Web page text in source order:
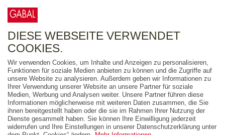
FREITEXT
AUSGABEART
AUS DER REIHE
DIESE WEBSEITE VERWENDET
COOKIES.
Wir verwenden Cookies, um Inhalte und Anzeigen zu personalisieren,
Funktionen für soziale Medien anbieten zu können und die Zugriffe auf
unsere Website zu analysieren. Außerdem geben wir Informationen zu
Ihrer Verwendung unserer Website an unsere Partner für soziale
Medien, Werbung und Analysen weiter. Unsere Partner führen diese
Informationen möglicherweise mit weiteren Daten zusammen, die Sie
ihnen bereitgestellt haben oder die sie im Rahmen Ihrer Nutzung der
Dienste gesammelt haben. Sie können Ihre Einwilligung jederzeit
widerrufen und Ihre Einstellungen in unserer Datenschutzerklärung unter